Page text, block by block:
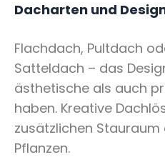
Dacharten und
Flachdach, Pultdach
Satteldach – das
ästhetische als auch
haben. Kreative
zusätzlichen Stauraum
Pflanzen.